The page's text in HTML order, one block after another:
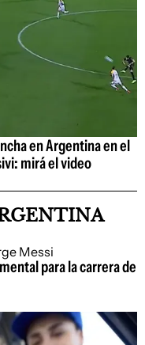
en Argentina en el
mirá el video
para la carrera de